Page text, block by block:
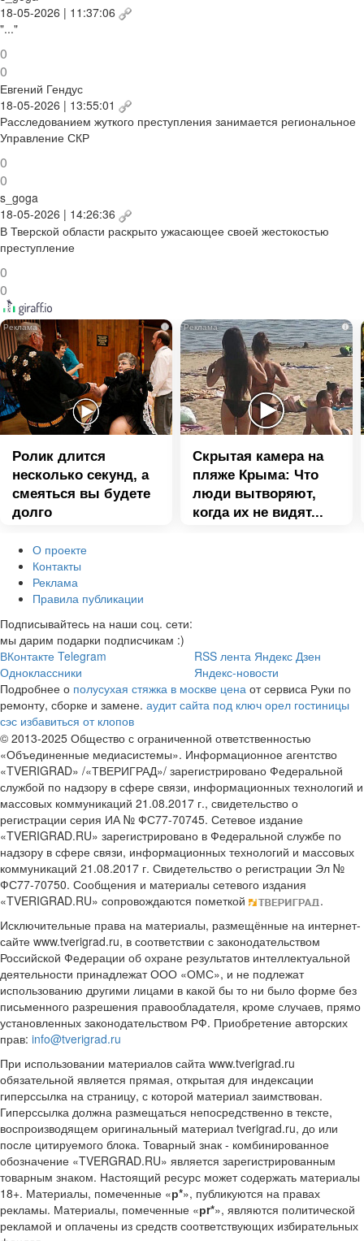
18-05-2026 | 11:37:06
"..."
0
0
Евгений Гендус
18-05-2026 | 13:55:01
Расследованием жуткого преступления занимается региональное
Управление СКР
0
0
s_goga
18-05-2026 | 14:26:36
В Тверской области раскрыто ужасающее своей жестокостью
преступление
0
0
i
Ролик длится
несколько секунд, а
смеяться вы будете
долго
i
Скрытая камера на
пляже Крыма: Что
люди вытворяют,
когда их не видят...
О проекте
Контакты
Реклама
Правила публикации
Подписывайтесь на наши соц. сети:
мы дарим подарки подписчикам :)
ВКонтакте Telegram
Одноклассники
RSS лента Яндекс Дзен
Яндекс-новости
Подробнее о полусухая стяжка в москве цена от сервиса Руки по
ремонту, сборке и замене. аудит сайта под ключ орел гостиницы
сэс избавиться от клопов
© 2013-2025 Общество с ограниченной ответственностью
«Объединенные медиасистемы». Информационное агентство
«TVERIGRAD» /«ТВЕРИГРАД»/ зарегистрировано Федеральной
службой по надзору в сфере связи, информационных технологий и
массовых коммуникаций 21.08.2017 г., свидетельство о
регистрации серия ИА № ФС77-70745. Сетевое издание
«TVERIGRAD.RU» зарегистрировано в Федеральной службе по
надзору в сфере связи, информационных технологий и массовых
коммуникаций 21.08.2017 г. Свидетельство о регистрации Эл №
ФС77-70750. Сообщения и материалы сетевого издания
«TVERIGRAD.RU» сопровождаются пометкой
.
Исключительные права на материалы, размещённые на интернет-
сайте www.tverigrad.ru, в соответствии с законодательством
Российской Федерации об охране результатов интеллектуальной
деятельности принадлежат ООО «ОМС», и не подлежат
использованию другими лицами в какой бы то ни было форме без
письменного разрешения правообладателя, кроме случаев, прямо
установленных законодательством РФ. Приобретение авторских
прав: info@tverigrad.ru
При использовании материалов сайта www.tverigrad.ru
обязательной является прямая, открытая для индексации
гиперссылка на страницу, с которой материал заимствован.
Гиперссылка должна размещаться непосредственно в тексте,
воспроизводящем оригинальный материал tverigrad.ru, до или
после цитируемого блока. Товарный знак - комбинированное
обозначение «TVERGRAD.RU» является зарегистрированным
товарным знаком. Настоящий ресурс может содержать материалы
18+. Материалы, помеченные «р*», публикуются на правах
рекламы. Материалы, помеченные «рr*», являются политической
рекламой и оплачены из средств соответствующих избирательных